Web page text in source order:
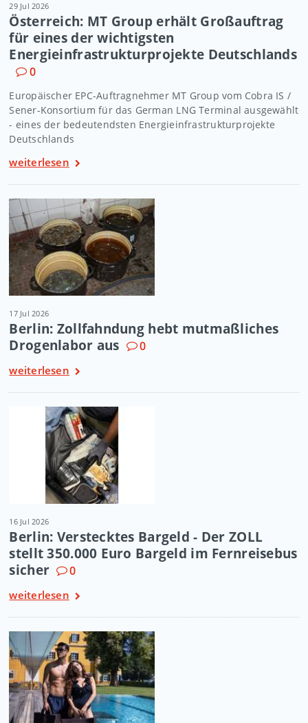
29 Jul 2026
Österreich: MT Group erhält Großauftrag
für eines der wichtigsten
Energieinfrastrukturprojekte Deutschlands
0
Europäischer EPC-Auftragnehmer MT Group vom Cobra IS /
Sener-Konsortium für das German LNG Terminal ausgewählt
- eines der bedeutendsten Energieinfrastrukturprojekte
Deutschlands
weiterlesen
17 Jul 2026
Berlin: Zollfahndung hebt mutmaßliches
Drogenlabor aus
0
weiterlesen
16 Jul 2026
Berlin: Verstecktes Bargeld - Der ZOLL
stellt 350.000 Euro Bargeld im Fernreisebus
sicher
0
weiterlesen